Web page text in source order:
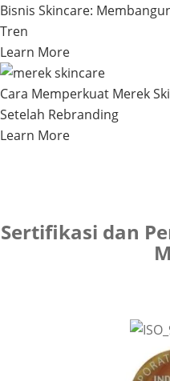
Bisnis Skincare:
Tren
Learn More
Cara Memperkuat Merek
Setelah Rebranding
Learn More
Sertifikasi dan